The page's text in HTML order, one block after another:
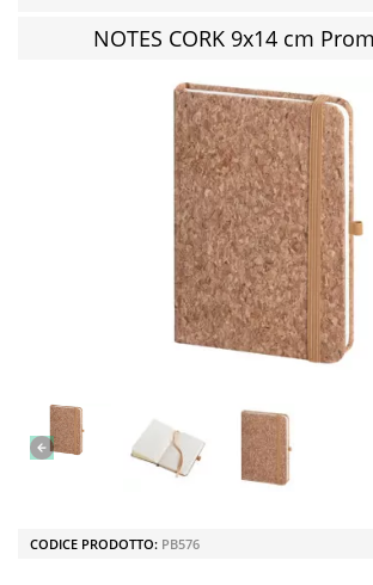
NOTES CORK 9x14 cm
CODICE PRODOTTO: PB576